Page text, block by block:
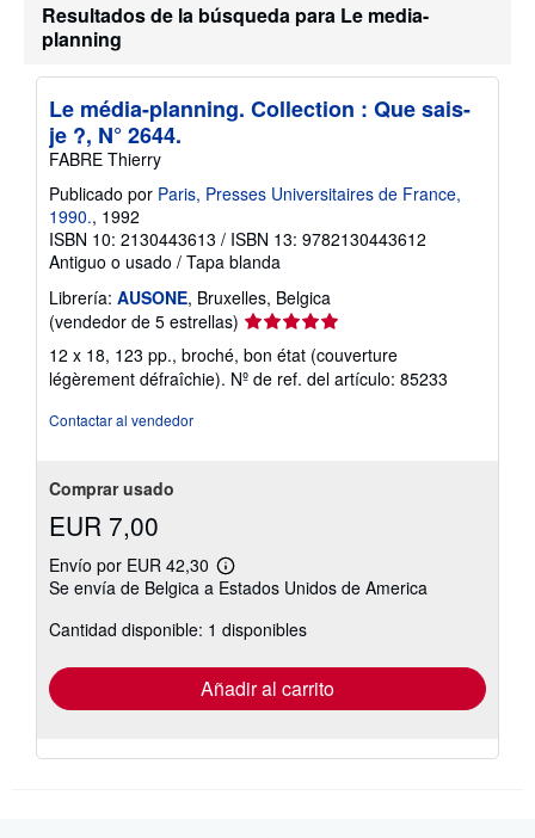
ó
r
t
r
i
e
n
Resultados de la búsqueda para Le media-
planning
Le média-planning. Collection : Que sais-
je ?, N° 2644.
FABRE Thierry
Publicado por Paris, Presses Universitaires de France,
1990., 1992
ISBN 10: 2130443613 / ISBN 13: 9782130443612
Antiguo o usado / Tapa blanda
Librería: AUSONE, Bruxelles, Belgica
(vendedor de 5 estrellas) Calificación
del
vendedor:
12 x 18, 123 pp., broché, bon état (couverture
légèrement défraîchie). Nº de ref. del artículo: 85233
Contactar al vendedor
Comprar usado
EUR 7,00
Envío por EUR 42,30
Más
información
las
tarifas
envío
Se envía de Belgica a Estados Unidos de America
Cantidad disponible: 1 disponibles
Añadir al carrito